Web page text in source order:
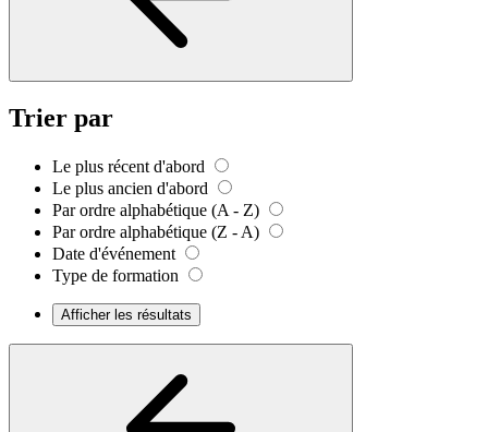
Trier par
Le plus récent d'abord
Le plus ancien d'abord
Par ordre alphabétique (A - Z)
Par ordre alphabétique (Z - A)
Date d'événement
Type de formation
Afficher les résultats